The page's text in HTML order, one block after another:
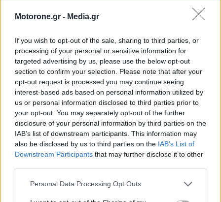
Motorone.gr - Media.gr
If you wish to opt-out of the sale, sharing to third parties, or
processing of your personal or sensitive information for
targeted advertising by us, please use the below opt-out
section to confirm your selection. Please note that after your
opt-out request is processed you may continue seeing
interest-based ads based on personal information utilized by
us or personal information disclosed to third parties prior to
your opt-out. You may separately opt-out of the further
disclosure of your personal information by third parties on the
IAB’s list of downstream participants. This information may
also be disclosed by us to third parties on the IAB’s List of
Downstream Participants that may further disclose it to other
Personal Data Processing Opt Outs
NEWSROOM 31.7.2026
MOTOR GREEN
Τα πρώτα αυτοκίνητα υδρογόνου ταξινομήθηκαν
στην Ελλάδα με πρωτοβουλία της Motor…